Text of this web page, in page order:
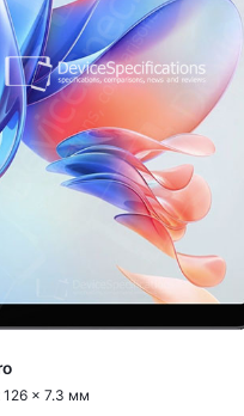
126 x 7.3 мм